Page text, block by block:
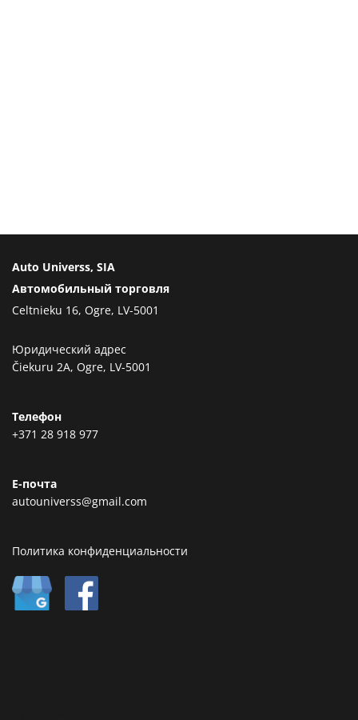
Auto Universs, SIA
Автомобильный торговля
Celtnieku 16, Ogre, LV-5001
Юридический адрес
Čiekuru 2A, Ogre, LV-5001
Телефон
+371 28 918 977
Е-почта
autouniverss@gmail.com
Политика конфиденциальности